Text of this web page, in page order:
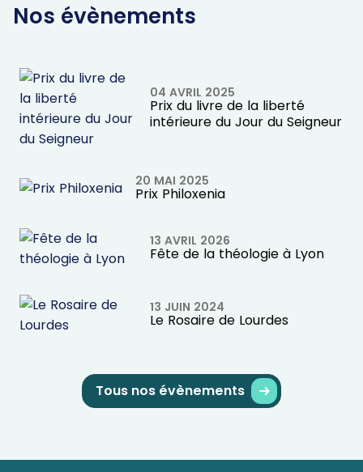
Nos évènements
04 AVRIL 2025
Prix du livre de la liberté
intérieure du Jour du Seigneur
20 MAI 2025
Prix Philoxenia
13 AVRIL 2026
Fête de la théologie à Lyon
13 JUIN 2024
Le Rosaire de Lourdes
Tous nos évènements